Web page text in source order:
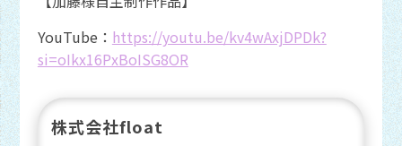
YouTube： https://youtu.be/kv4wAxjDPDk?
si=oIkx16PxBoISG8OR
株式会社float